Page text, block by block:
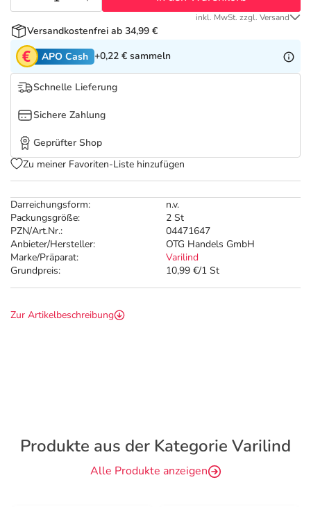
Tierapotheke
Vitamine & Mineralstoffe
Marken
Salus Deals
Darreichungsform:
n.v.
Packungsgröße:
2 St
PZN/Art.Nr.:
04471647
Anbieter/Hersteller:
OTG Handels GmbH
Marke/Präparat:
Varilind
Grundpreis:
10,99 €/1 St
inkl. MwSt. zzgl. Versand
Versandkostenfrei ab 34,99 €
APO Cash +0,22 € sammeln
Schnelle Lieferung
Sichere Zahlung
Geprüfter Shop
Zu meiner Favoriten-Liste hinzufügen
Zur Artikelbeschreibung
Produkte aus der Kategorie Varilind
Alle Produkte anzeigen